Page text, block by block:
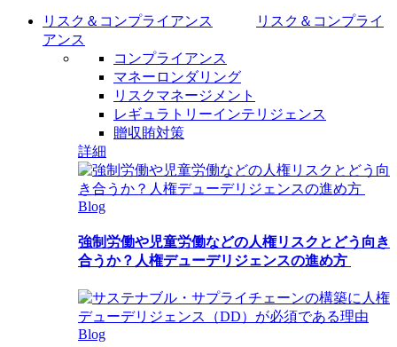
リスク＆コンプライアンス
リスク＆コンプライ
アンス
コンプライアンス
マネーロンダリング
リスクマネージメント
レギュラトリーインテリジェンス
贈収賄対策
詳細
Blog
強制労働や児童労働などの人権リスクとどう向き
合うか？人権デューデリジェンスの進め方
Blog